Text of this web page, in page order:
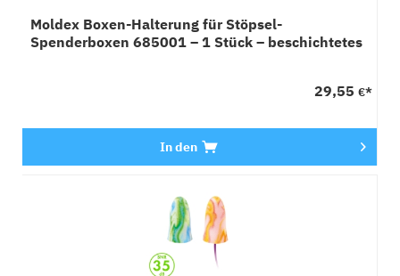
Moldex Boxen-Halterung für Stöpsel-
Spenderboxen 685001 – 1 Stück – beschichtetes
29,55 €*
In den